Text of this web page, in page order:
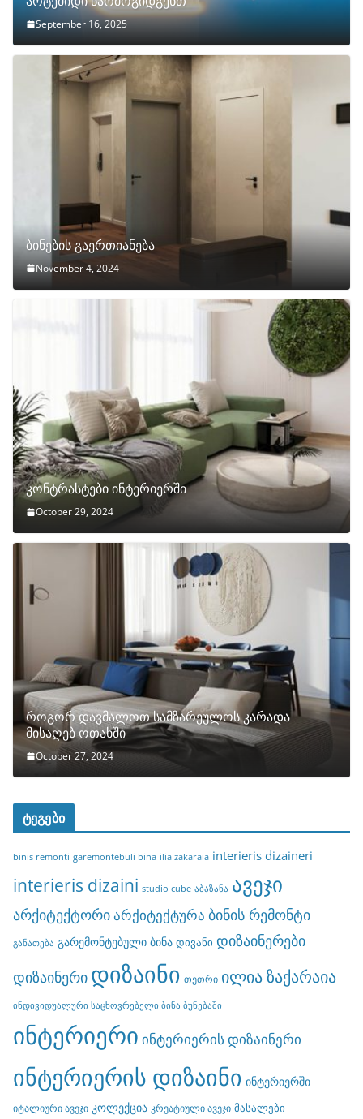
September 16, 2025
ბინების გაერთიანება
November 4, 2024
კონტრასტები ინტერიერში
October 29, 2024
როგორ დავმალოთ სამზარეულოს კარადა
მისაღებ ოთახში
October 27, 2024
ტეგები
binis remonti garemontebuli bina ilia zakaraia interieris dizaineri
interieris dizaini studio cube აბაზანა ავეჯი
არქიტექტორიარქიტექტურა ბინის რემონტი
განათება გარემონტებული ბინა დივანი დიზაინერები
დიზაინერი დიზაინი თეთრი ილია ზაქარაია
ინდივიდუალური საცხოვრებელი ბინა ბუნებაში
ინტერიერი ინტერიერის დიზაინერი
ინტერიერის დიზაინი ინტერიერში
იტალიური ავეჯი კოლექცია კრეატიული ავეჯი მასალები